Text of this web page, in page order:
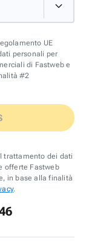
UE
personali per
di Fastweb e
#2
trattamento dei dati
offerte Fastweb
in base alla finalità
.